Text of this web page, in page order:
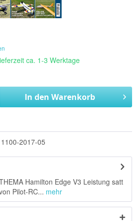
ca. 1-3 Werktage
In denWarenkorb
1100-2017-05
Hamilton Edge V3 Leistung satt
Pilot-RC... mehr